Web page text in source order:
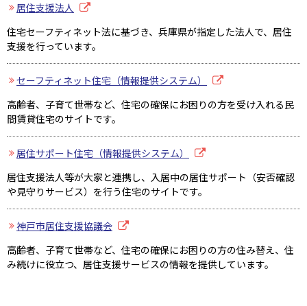
居住支援法人
住宅セーフティネット法に基づき、兵庫県が指定した法人で、居住
支援を行っています。
セーフティネット住宅（情報提供システム）
高齢者、子育て世帯など、住宅の確保にお困りの方を受け入れる民
間賃貸住宅のサイトです。
居住サポート住宅（情報提供システム）
居住支援法人等が大家と連携し、入居中の居住サポート（安否確認
や見守りサービス）を行う住宅のサイトです。
神戸市居住支援協議会
高齢者、子育て世帯など、住宅の確保にお困りの方の住み替え、住
み続けに役立つ、居住支援サービスの情報を提供しています。